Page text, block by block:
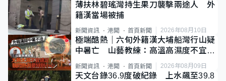
薄扶林碧瑤灣持生果刀襲擊兩途人 外
籍漢當場被捕
新聞資訊 港聞 首頁新聞 2026年08月10日
極端酷熱｜六旬外籍漢大埔船灣行山疑
中暑亡 山藝教練：高溫高濕度不宜遠
新聞資訊 港聞 首頁新聞 2026年08月09日
天文台錄36.9度破紀錄 上水飆至39.8